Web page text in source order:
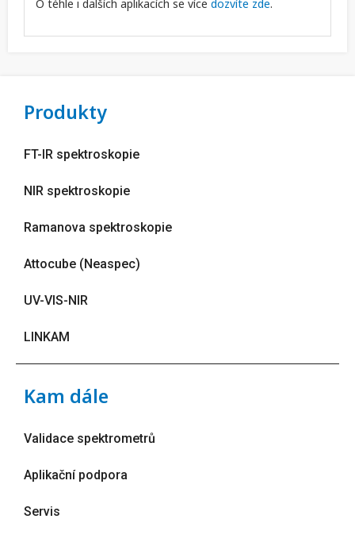
O téhle i dalších aplikacích se více dozvíte zde.
Produkty
FT-IR spektroskopie
NIR spektroskopie
Ramanova spektroskopie
Attocube (Neaspec)
UV-VIS-NIR
LINKAM
Kam dále
Validace spektrometrů
Aplikační podpora
Servis